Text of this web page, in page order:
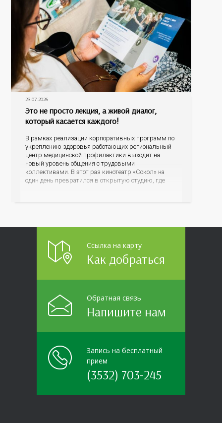
23.07.2026
Это не просто лекция, а живой диалог,
который касается каждого!
В рамках реализации корпоративных программ по
укреплению здоровья работающих региональный
центр медицинской профилактики выходит на
новый уровень общения с трудовыми
коллективами. В этот раз кинотеатр «Сокол» на
один день превратился в открытую студию, где
Ссылка на карту
Как добраться
Обратная связь
Напишите нам
Запись на бесплатный
прием
(3532) 703-245